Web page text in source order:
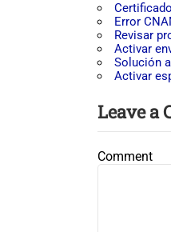
Error
Revisar
Activar
Solución
Activar
Leave a
Comment